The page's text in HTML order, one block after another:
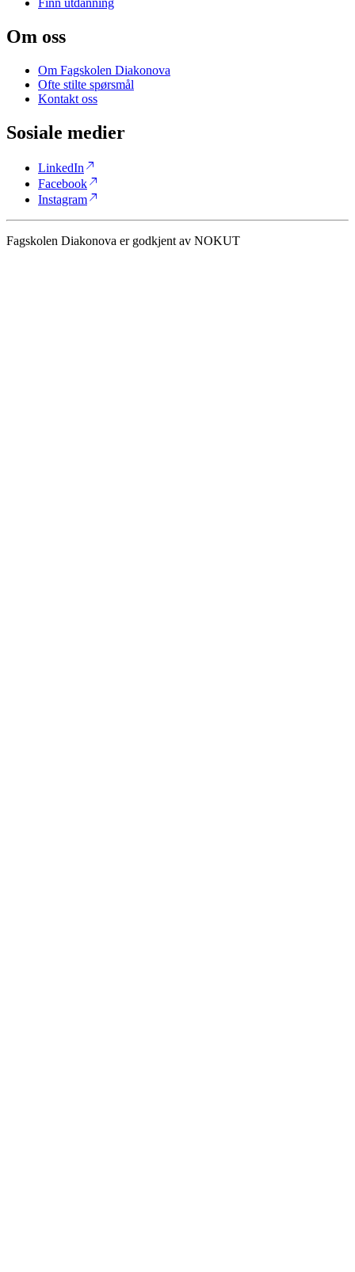
Finn utdanning
Om oss
Om Fagskolen Diakonova
Ofte stilte spørsmål
Kontakt oss
Sosiale medier
LinkedIn north_east
Facebooknorth_east
Instagramnorth_east
Fagskolen Diakonova er godkjent av NOKUT